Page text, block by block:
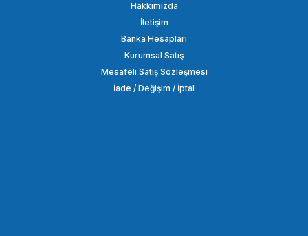
PATONA RC43 RC60 RC100 LED için Manyetik Montaj Kelepcesi
Hakkımızda
İletişim
Banka Hesapları
Kurumsal Satış
Mesafeli Satış Sözleşmesi
İade / Değişim / İptal